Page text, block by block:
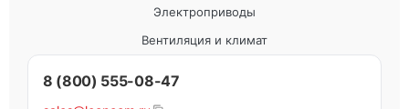
Электроприводы
Вентиляция и климат
8 (800) 555-08-47